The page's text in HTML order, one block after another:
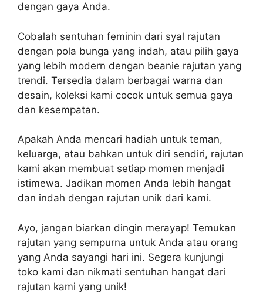
dengan gaya Anda.
Cobalah sentuhan feminin dari syal rajutan
dengan pola bunga yang indah, atau pilih gaya
yang lebih modern dengan beanie rajutan yang
trendi. Tersedia dalam berbagai warna dan
desain, koleksi kami cocok untuk semua gaya
dan kesempatan.
Apakah Anda mencari hadiah untuk teman,
keluarga, atau bahkan untuk diri sendiri, rajutan
kami akan membuat setiap momen menjadi
istimewa. Jadikan momen Anda lebih hangat
dan indah dengan rajutan unik dari kami.
Ayo, jangan biarkan dingin merayap! Temukan
rajutan yang sempurna untuk Anda atau orang
yang Anda sayangi hari ini. Segera kunjungi
toko kami dan nikmati sentuhan hangat dari
rajutan kami yang unik!